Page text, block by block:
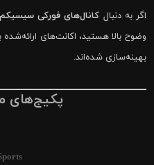
اگر به دنبال کانال‌های فورکی سیسیکم
وضوح بالا هستید، اکانت‌های ارائه‌شده
بهینه‌سازی شده‌اند.
پکیج‌های